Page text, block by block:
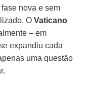
nova e sem
OVaticano
– em
expandiu cada
uma questão